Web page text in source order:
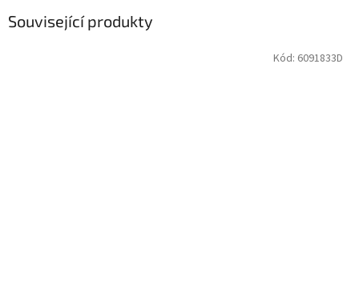
Související produkty
Kód: 6091833D